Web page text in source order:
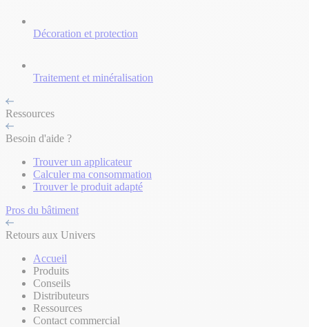
Décoration et protection
Traitement et minéralisation
Ressources
Besoin d'aide ?
Trouver un applicateur
Calculer ma consommation
Trouver le produit adapté
Pros du bâtiment
Retours aux Univers
Accueil
Produits
Conseils
Distributeurs
Ressources
Contact commercial